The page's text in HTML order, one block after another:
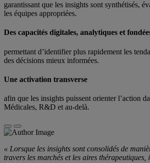
garantissant que les insights sont synthétisés,
les équipes appropriées.
Des capacités digitales, analytiques et
permettant d’identifier plus rapidement les
des décisions mieux informées.
Une activation transverse
afin que les insights puissent orienter l’action
Médicales, R&D et au-delà.
« Lorsque les insights sont consolidés de
travers les marchés et les aires thérapeutiques,